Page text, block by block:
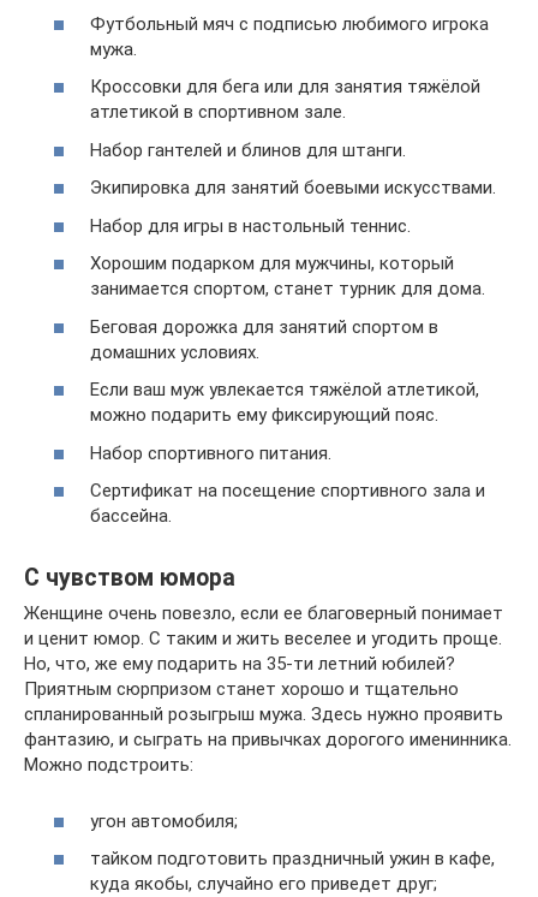
Футбольный мяч с подписью любимого игрока
мужа.
Кроссовки для бега или для занятия тяжёлой
атлетикой в спортивном зале.
Набор гантелей и блинов для штанги.
Экипировка для занятий боевыми искусствами.
Набор для игры в настольный теннис.
Хорошим подарком для мужчины, который
занимается спортом, станет турник для дома.
Беговая дорожка для занятий спортом в
домашних условиях.
Если ваш муж увлекается тяжёлой атлетикой,
можно подарить ему фиксирующий пояс.
Набор спортивного питания.
Сертификат на посещение спортивного зала и
бассейна.
С чувством юмора
Женщине очень повезло, если ее благоверный понимает
и ценит юмор. С таким и жить веселее и угодить проще.
Но, что, же ему подарить на 35-ти летний юбилей?
Приятным сюрпризом станет хорошо и тщательно
спланированный розыгрыш мужа. Здесь нужно проявить
фантазию, и сыграть на привычках дорогого именинника.
Можно подстроить:
угон автомобиля;
тайком подготовить праздничный ужин в кафе,
куда якобы, случайно его приведет друг;